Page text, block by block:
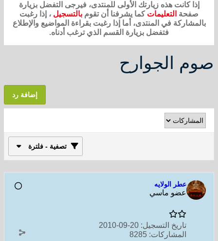
إذا كانت هذه زيارتك الأولى للمنتدى، فيرجى التفضل بزيارة
صفحة التعليمات كما يشرفنا أن تقوم بالتسجيل ، إذا رغبت
بالمشاركة في المنتدى، أما إذا رغبت بقراءة المواضيع والإطلاع
فتفضل بزيارة القسم الذي ترغب أدناه.
صوم الجوارح
إضافة رد
تصفية - فلترة
عطر الولايه
عضو ماسي
تاريخ التسجيل: 20-09-2010
المشاركات: 8285